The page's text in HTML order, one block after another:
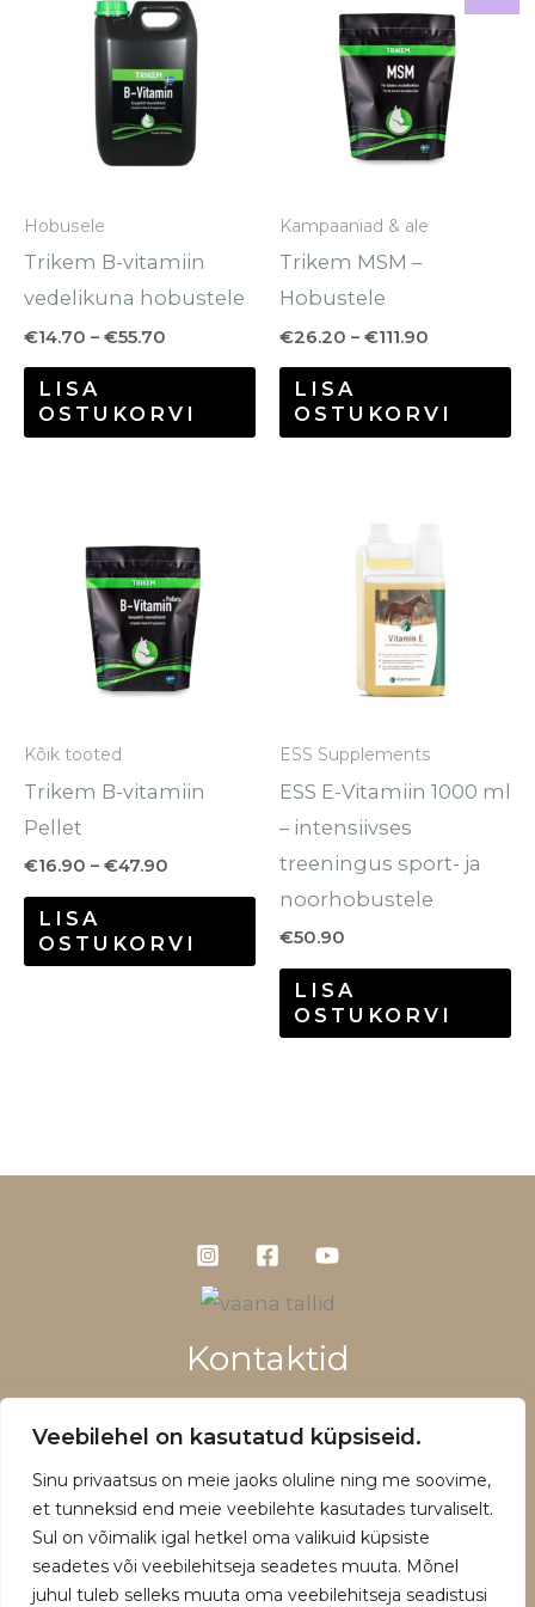
Veebilehel on kasutatud küpsiseid.
Sinu privaatsus on meie jaoks oluline ning me soovime,
et tunneksid end meie veebilehte kasutades turvaliselt.
Sul on võimalik igal hetkel oma valikuid küpsiste
seadetes või veebilehitseja seadetes muuta. Mõnel
juhul tuleb selleks muuta oma veebilehitseja seadistusi
Hobusele
Trikem B-vitamiin
vedelikuna hobustele
€14.70 – €55.70
kuni
€55.70
LISA
OSTUKORVI
teha
tootelehel.
Kampaaniad & ale
Trikem MSM –
Hobustele
€26.20 – €111.90
kuni
€111.90
LISA
OSTUKORVI
Kõik tooted
Trikem B-vitamiin
Pellet
€16.90 – €47.90
kuni
€47.90
LISA
OSTUKORVI
teha
tootelehel.
ESS Supplements
ESS E-Vitamiin 1000 ml
– intensiivses
treeningus sport- ja
noorhobustele
€50.90
LISA
OSTUKORVI
Kontaktid
+372 5660 1028
Müügitingimused ja privaatsuspoliitika